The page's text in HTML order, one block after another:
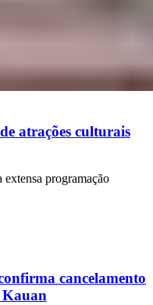
atrações culturais
programação
cancelamento